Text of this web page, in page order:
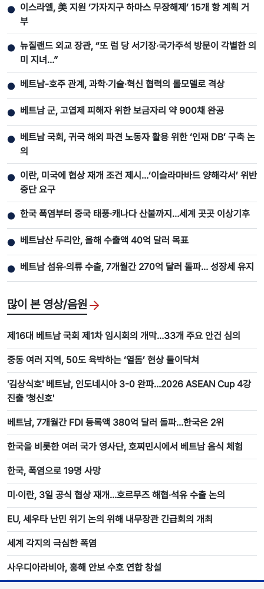
● 이스라엘, 美 지원 ‘가자지구 하마스 무장해제’ 15개 항 계획 거
부
● 뉴질랜드 외교 장관, “또 럼 당 서기장‧국가주석 방문이 각별한 의
미 지녀…”
● 베트남-호주 관계, 과학·기술·혁신 협력의 롤모델로 격상
● 베트남 군, 고엽제 피해자 위한 보금자리 약 900채 완공
● 베트남 국회, 귀국 해외 파견 노동자 활용 위한 ‘인재 DB’ 구축 논
의
● 이란, 미국에 협상 재개 조건 제시…‘이슬라마바드 양해각서’ 위반
중단 요구
● 한국 폭염부터 중국 태풍·캐나다 산불까지…세계 곳곳 이상기후
● 베트남산 두리안, 올해 수출액 40억 달러 목표
● 베트남 섬유·의류 수출, 7개월간 270억 달러 돌파… 성장세 유지
많이 본 영상/음원
제16대 베트남 국회 제1차 임시회의 개막…33개 주요 안건 심의
중동 여러 지역, 50도 육박하는 ‘열돔’ 현상 들이닥쳐
'김상식호' 베트남, 인도네시아 3-0 완파…2026 ASEAN Cup 4강
진출 '청신호'
베트남, 7개월간 FDI 등록액 380억 달러 돌파…한국은 2위
한국을 비롯한 여러 국가 영사단, 호찌민시에서 베트남 음식 체험
한국, 폭염으로 19명 사망
미·이란, 3일 공식 협상 재개…호르무즈 해협·석유 수출 논의
EU, 세우타 난민 위기 논의 위해 내무장관 긴급회의 개최
세계 각지의 극심한 폭염
사우디아라비아, 홍해 안보 수호 연합 창설